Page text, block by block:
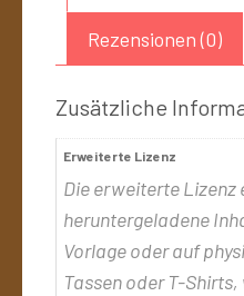
Rezensionen (0)
Zusätzliche
Erweiterte Lizenz
Die erweiterte Lizenz
heruntergeladene
Vorlage oder auf
Tassen oder T-